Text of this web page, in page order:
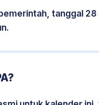
tanggal